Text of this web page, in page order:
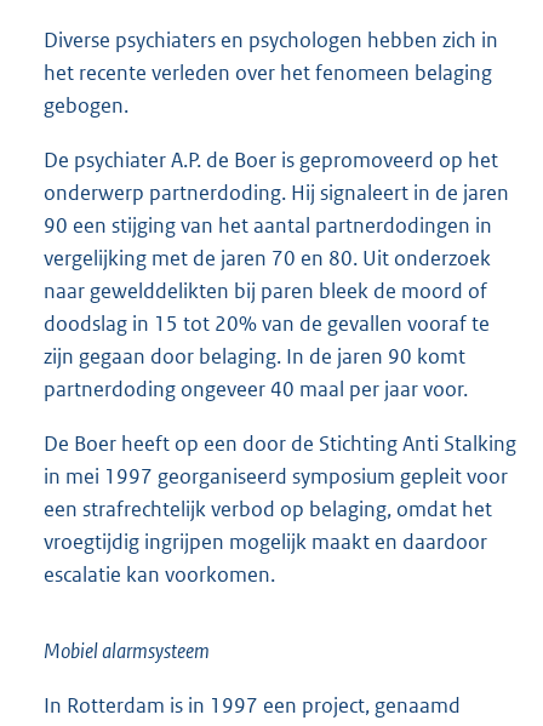
Diverse psychiaters en psychologen hebben zich in
het recente verleden over het fenomeen belaging
gebogen.
De psychiater A.P. de Boer is gepromoveerd op het
onderwerp partnerdoding. Hij signaleert in de jaren
90 een stijging van het aantal partnerdodingen in
vergelijking met de jaren 70 en 80. Uit onderzoek
naar gewelddelikten bij paren bleek de moord of
doodslag in 15 tot 20% van de gevallen vooraf te
zijn gegaan door belaging. In de jaren 90 komt
partnerdoding ongeveer 40 maal per jaar voor.
De Boer heeft op een door de Stichting Anti Stalking
in mei 1997 georganiseerd symposium gepleit voor
een strafrechtelijk verbod op belaging, omdat het
vroegtijdig ingrijpen mogelijk maakt en daardoor
escalatie kan voorkomen.
Mobiel alarmsysteem
In Rotterdam is in 1997 een project, genaamd